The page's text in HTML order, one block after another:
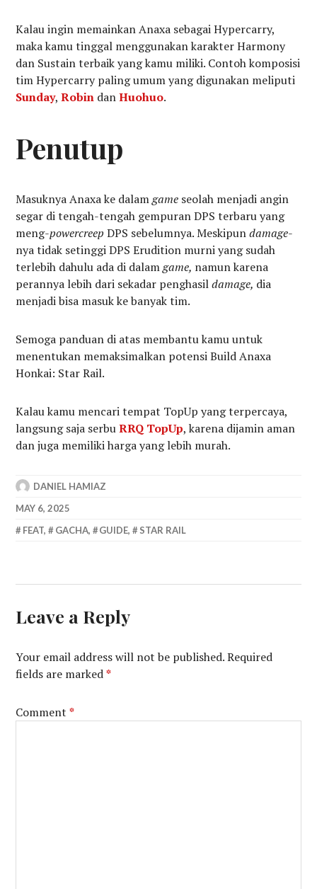
Kalau ingin memainkan Anaxa sebagai Hypercarry,
maka kamu tinggal menggunakan karakter Harmony
dan Sustain terbaik yang kamu miliki. Contoh komposisi
tim Hypercarry paling umum yang digunakan meliputi
Sunday,Robin danHuohuo.
Penutup
Masuknya Anaxa ke dalamgame seolah menjadi angin
segar di tengah-tengah gempuran DPS terbaru yang
meng-powercreepDPS sebelumnya. Meskipundamage-
nya tidak setinggi DPS Erudition murni yang sudah
terlebih dahulu ada di dalamgame, namun karena
perannya lebih dari sekadar penghasildamage, dia
menjadi bisa masuk ke banyak tim.
Semoga panduan di atas membantu kamu untuk
menentukan memaksimalkan potensi Build Anaxa
Honkai: Star Rail.
Kalau kamu mencari tempat TopUp yang terpercaya,
langsung saja serbuRRQ TopUp, karena dijamin aman
dan juga memiliki harga yang lebih murah.
DANIEL HAMIAZ
MAY 6, 2025
FEAT, GACHA, GUIDE, STAR RAIL
Leave a Reply
Your email address will not be published. Required
fields are marked*
Comment*